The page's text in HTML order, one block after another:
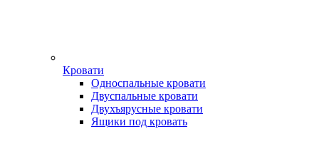
Кровати
Односпальные кровати
Двуспальные кровати
Двухъярусные кровати
Ящики под кровать